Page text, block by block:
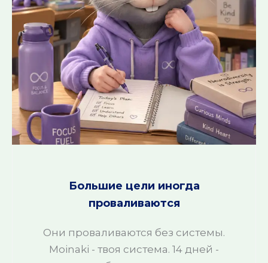
Большие цели иногда
проваливаются
Они проваливаются без системы.
Moinaki - твоя система. 14 дней -